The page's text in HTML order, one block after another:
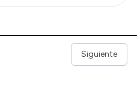
Siguiente